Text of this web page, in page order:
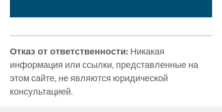
Отказ от ответственности: Никакая
информация или ссылки, представленные на
этом сайте, не являются юридической
консультацией.